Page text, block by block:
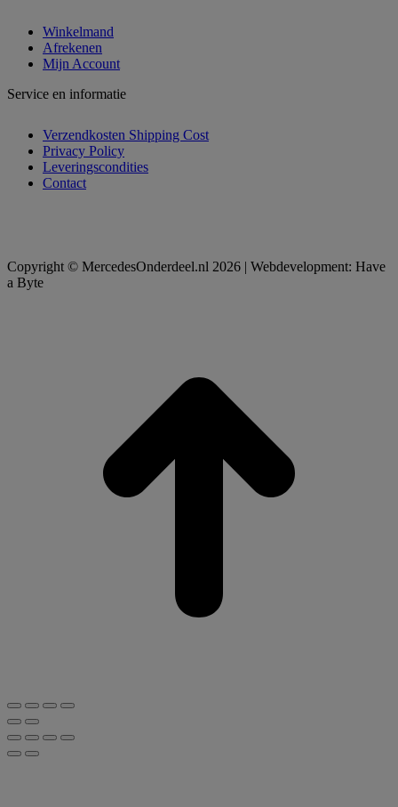
Winkelmand
Afrekenen
Mijn Account
Service en informatie
Verzendkosten Shipping Cost
Privacy Policy
Leveringscondities
Contact
Copyright © MercedesOnderdeel.nl 2026 | Webdevelopment: Have
a Byte